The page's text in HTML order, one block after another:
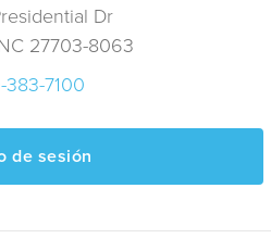
Dr
27703-8063
383-7100
de sesión